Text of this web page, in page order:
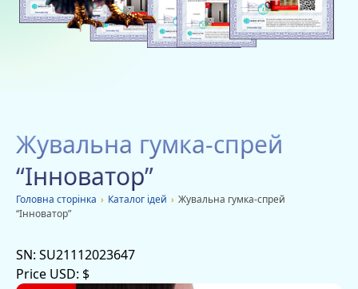
Благодійність
Оголошення
Жувальна гумка-спрей
“Інноватор”
Головна сторiнка › Каталог ідей › Жувальна гумка-спрей
“Інноватор”
SN: SU21112023647
Price USD: $